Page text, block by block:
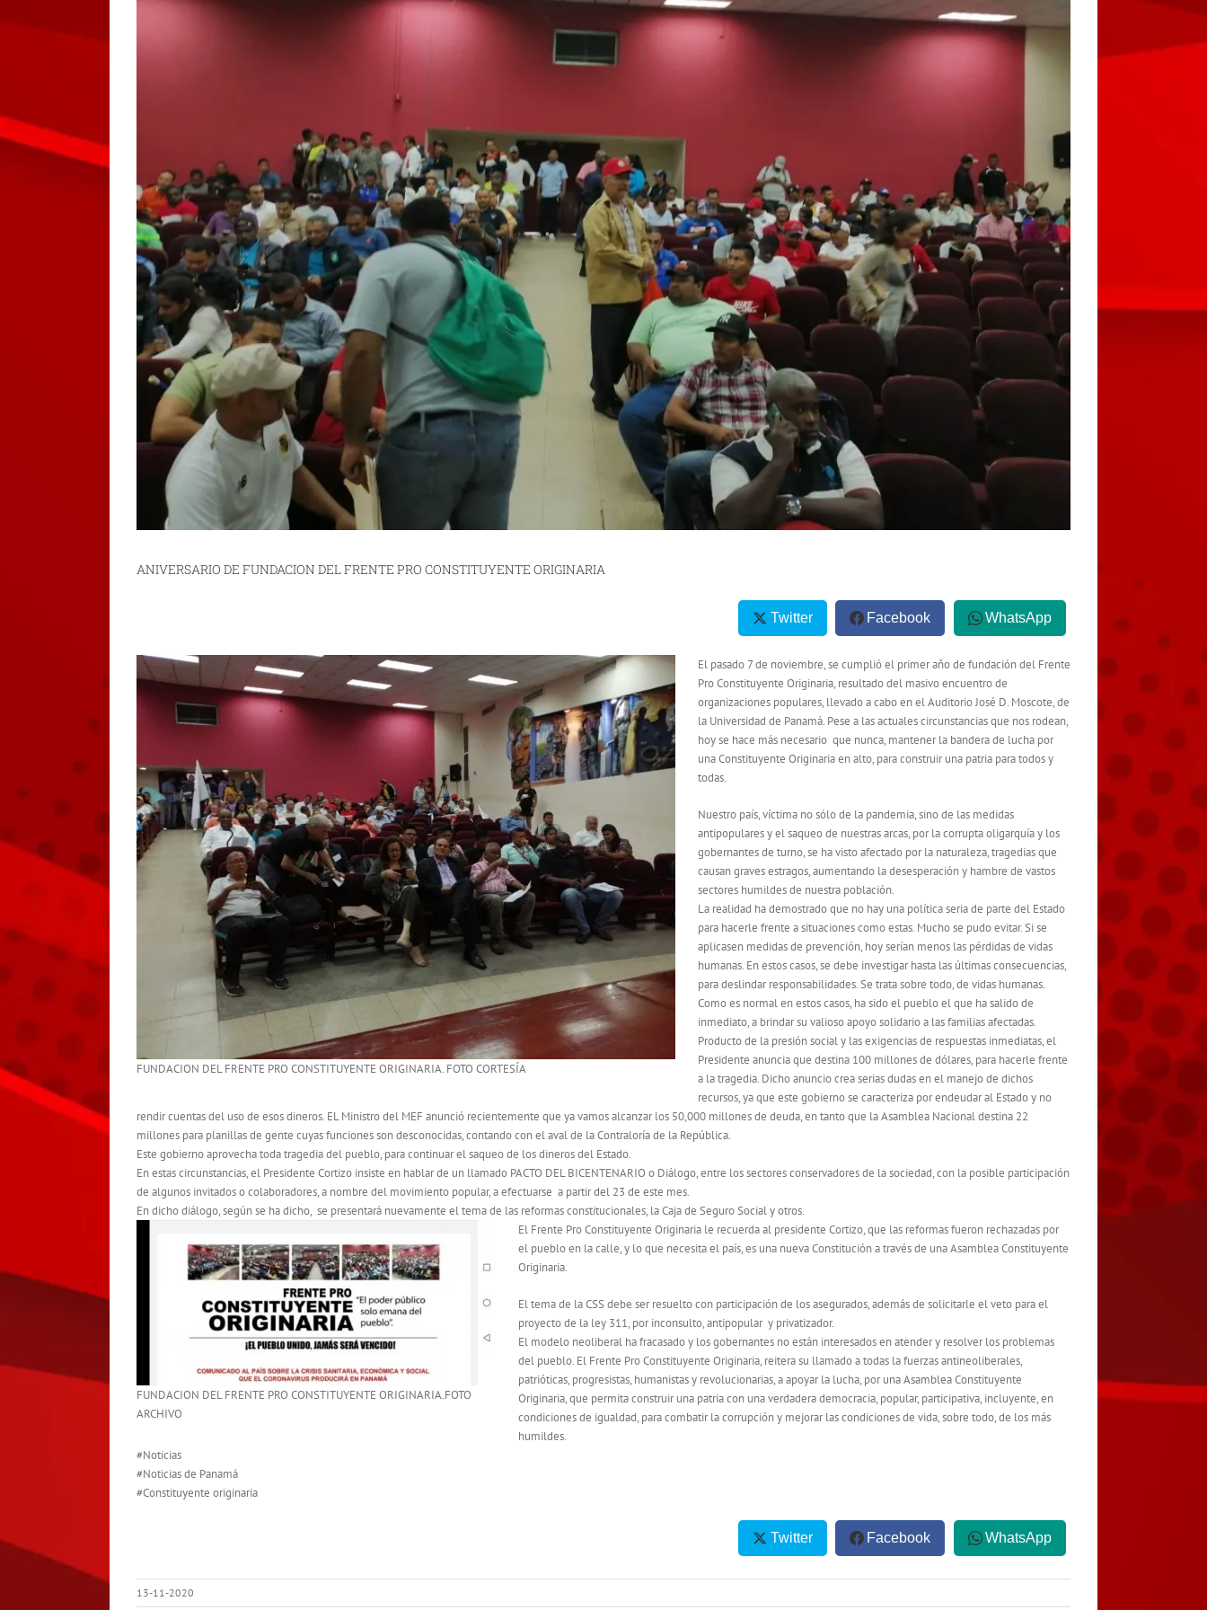
ANIVERSARIO DE FUNDACION DEL FRENTE PRO CONSTITUYENTE ORIGINARIA
Twitter Facebook WhatsApp
FUNDACION DEL FRENTE PRO CONSTITUYENTE ORIGINARIA. FOTO CORTESÍA
El pasado 7 de noviembre, se cumplió el primer año de fundación del Frente
Pro Constituyente Originaria, resultado del masivo encuentro de
organizaciones populares, llevado a cabo en el Auditorio José D. Moscote, de
la Universidad de Panamá. Pese a las actuales circunstancias que nos rodean,
hoy se hace más necesario que nunca, mantener la bandera de lucha por
una Constituyente Originaria en alto, para construir una patria para todos y
todas.
Nuestro país, víctima no sólo de la pandemia, sino de las medidas
antipopulares y el saqueo de nuestras arcas, por la corrupta oligarquía y los
gobernantes de turno, se ha visto afectado por la naturaleza, tragedias que
causan graves estragos, aumentando la desesperación y hambre de vastos
sectores humildes de nuestra población.
La realidad ha demostrado que no hay una política seria de parte del Estado
para hacerle frente a situaciones como estas. Mucho se pudo evitar. Si se
aplicasen medidas de prevención, hoy serían menos las pérdidas de vidas
humanas. En estos casos, se debe investigar hasta las últimas consecuencias,
para deslindar responsabilidades. Se trata sobre todo, de vidas humanas.
Como es normal en estos casos, ha sido el pueblo el que ha salido de
inmediato, a brindar su valioso apoyo solidario a las familias afectadas.
Producto de la presión social y las exigencias de respuestas inmediatas, el
Presidente anuncia que destina 100 millones de dólares, para hacerle frente
a la tragedia. Dicho anuncio crea serias dudas en el manejo de dichos
recursos, ya que este gobierno se caracteriza por endeudar al Estado y no
rendir cuentas del uso de esos dineros. EL Ministro del MEF anunció recientemente que ya vamos alcanzar los 50,000 millones de deuda, en tanto que la Asamblea Nacional destina 22
millones para planillas de gente cuyas funciones son desconocidas, contando con el aval de la Contraloría de la República.
Este gobierno aprovecha toda tragedia del pueblo, para continuar el saqueo de los dineros del Estado.
En estas circunstancias, el Presidente Cortizo insiste en hablar de un llamado PACTO DEL BICENTENARIO o Diálogo, entre los sectores conservadores de la sociedad, con la posible participación
de algunos invitados o colaboradores, a nombre del movimiento popular, a efectuarse a partir del 23 de este mes.
En dicho diálogo, según se ha dicho, se presentará nuevamente el tema de las reformas constitucionales, la Caja de Seguro Social y otros.
FUNDACION DEL FRENTE PRO CONSTITUYENTE ORIGINARIA.FOTO
ARCHIVO
El Frente Pro Constituyente Originaria le recuerda al presidente Cortizo, que las reformas fueron rechazadas por
el pueblo en la calle, y lo que necesita el país, es una nueva Constitución a través de una Asamblea Constituyente
Originaria.
El tema de la CSS debe ser resuelto con participación de los asegurados, además de solicitarle el veto para el
proyecto de la ley 311, por inconsulto, antipopular y privatizador.
El modelo neoliberal ha fracasado y los gobernantes no están interesados en atender y resolver los problemas
del pueblo. El Frente Pro Constituyente Originaria, reitera su llamado a todas la fuerzas antineoliberales,
patrióticas, progresistas, humanistas y revolucionarias, a apoyar la lucha, por una Asamblea Constituyente
Originaria, que permita construir una patria con una verdadera democracia, popular, participativa, incluyente, en
condiciones de igualdad, para combatir la corrupción y mejorar las condiciones de vida, sobre todo, de los más
humildes.
#Noticias
#Noticias de Panamá
#Constituyente originaria
Twitter Facebook WhatsApp
13-11-2020